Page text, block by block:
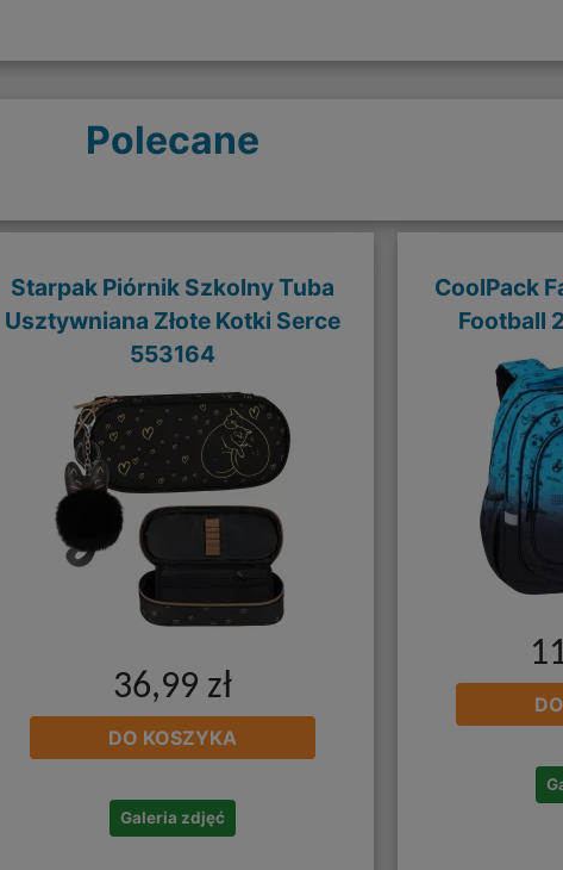
Polecane
Starpak Piórnik Szkolny Tuba
Usztywniana Złote Kotki Serce
553164
36,99 zł
DO KOSZYKA
Galeria zdjęć
CoolPack
Football